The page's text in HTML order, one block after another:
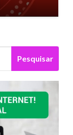
Pesquisar